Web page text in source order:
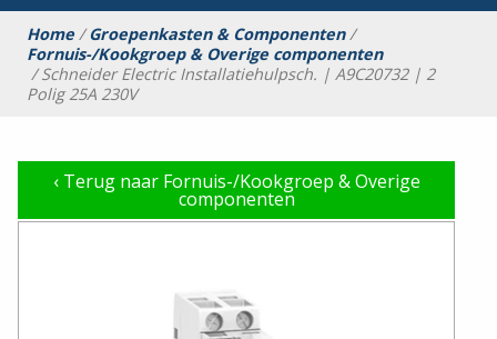
Home/Groepenkasten & Componenten/
Fornuis-/Kookgroep & Overige componenten
/ Schneider Electric Installatiehulpsch. | A9C20732 | 2
Polig 25A 230V
‹Terug naar Fornuis-/Kookgroep & Overige
componenten